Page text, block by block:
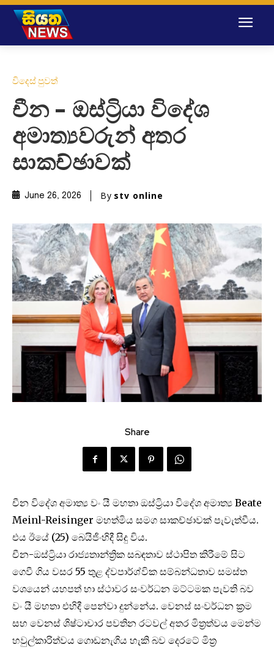
විදෙස් පුවත්
චීන – ඔස්ට්‍රියා විදේශ
අමාත්‍යවරුන් අතර
සාකච්ඡාවක්
June 26, 2026 By stv online
Share
චීන විදේශ අමාත්‍ය වං යී මහතා ඔස්ට්‍රියා විදේශ අමාත්‍ය Beate
Meinl-Reisinger මහත්මිය සමග සාකච්ඡාවක් පැවැත්වීය.
එය ඊ‍‍යේ (25) බෙයිජිංහිදී සිදු විය.
චීන-ඔස්ට්‍රියා රාජ්‍යතාන්ත්‍රික සබඳතාව ස්ථාපිත කිරීමේ සිට
ගෙවී ගිය වසර 55 තුළ ද්වපාර්ශ්වික සම්බන්ධතාව සමස්ත
වශයෙන් යහපත් හා ස්ථාවර සංවර්ධන මට්ටමක පැවති බව
වං යී මහතා එහිදී පෙන්වා දුන්නේය. වෙනස් සංවර්ධන ක්‍රම
සහ වෙනස් ශිෂ්ටාචාර පවතින රටවල් අතර මිත්‍රත්වය මෙන්ම
හවුල්කාරිත්වය ගොඩනැගිය හැකි බව දෙරටේ මිත්‍ර